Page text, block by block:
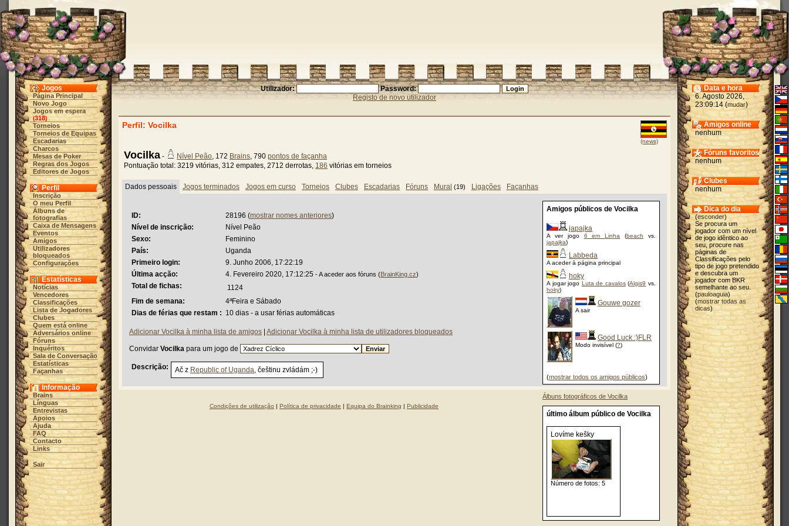
Jogos
Página Principal
Novo Jogo
Jogos em espera
(318)
Torneios
Torneios de Equipas
Escadarias
Charcos
Mesas de Poker
Regras dos Jogos
Editores de Jogos
Perfil
Inscrição
O meu Perfil
Álbuns de
fotografias
Caixa de Mensagens
Eventos
Amigos
Utilizadores
bloqueados
Configurações
Estatísticas
Notícias
Vencedores
Classificações
Lista de Jogadores
Clubes
Quem está online
Adversários online
Fóruns
Inquéritos
Sala de Conversação
Estatísticas
Façanhas
Informação
Brains
Línguas
Entrevistas
Apoios
Ajuda
FAQ
Contacto
Links
Sair
Utilizador:
Password:
Registo de novo utilizador
(news)
Perfil: Vocilka
Vocilka - Nível Peão, 172 Brains, 790 pontos de façanha
Pontuação total: 3219 vitórias, 312 empates, 2712 derrotas, 186 vitórias em torneios
Dados pessoais Jogos terminados Jogos em curso Torneios Clubes Escadarias Fóruns Mural (19) Ligações Façanhas
Amigos públicos de Vocilka
japajka
A ver jogo 6 em Linha (beach
vs.
japajka)
Labbeda
A aceder à página principal
hoky
A jogar jogo Luta de cavalos(Algis9 vs.
hoky)
Gouwe gozer
A sair
Good Luck :)FLR
Modo invisível (?)
(mostrar todos os amigos públicos)
Álbuns fotográficos de Vocilka
último álbum público de Vocilka
Lovíme kešky
Número de fotos: 5
ID: 28196 (mostrar nomes anteriores)
Nível de inscrição:
Nível Peão
Sexo:
Feminino
País:
Uganda
Primeiro login:
9. Junho 2006, 17:22:19
Última acção:
4. Fevereiro 2020, 17:12:25 - A aceder aos fóruns (BrainKing.cz)
Total de fichas:
1124
Fim de semana:
4ªFeira e Sábado
Dias de férias que restam : 10 dias - a usar férias automáticas
Adicionar Vocilka à minha lista de amigos Adicionar Vocilka à minha lista de utilizadores bloqueados
Convidar Vocilka para um jogo de
Descrição: Ač z Republic of Uganda, češtinu zvládám ;-)
Condições de utilização | Política de privacidade | Equipa do Brainking | Publicidade
Data e hora
6. Agosto 2026,
23:09:14 (mudar)
Amigos online
nenhum
Fóruns favoritos
nenhum
Clubes
nenhum
Dica do dia
(esconder)
Se procura um
jogador com um nível
de jogo idêntico ao
seu, procure nas
páginas de
Classificações pelo
tipo de jogo pretendido
e descubra um
jogador com BKR
semelhante ao seu.
(pauloaguia)
(mostrar todas as
dicas)